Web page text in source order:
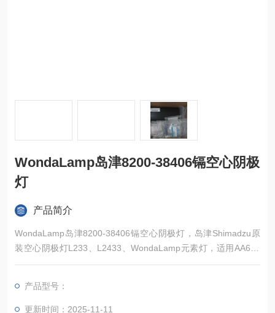
WondaLamp岛津8200-38406镉空心阴极
灯
产品简介
WondaLamp岛津8200-38406镉空心阴极灯，岛津Shimadzu原
装空心阴极灯L233、L2433、WondaLamp元素灯，适用AA630
0、AA6700、AA6800、AA-7000原子吸收，质量可靠，产品*，
产品型号：
更新时间：2025-11-11